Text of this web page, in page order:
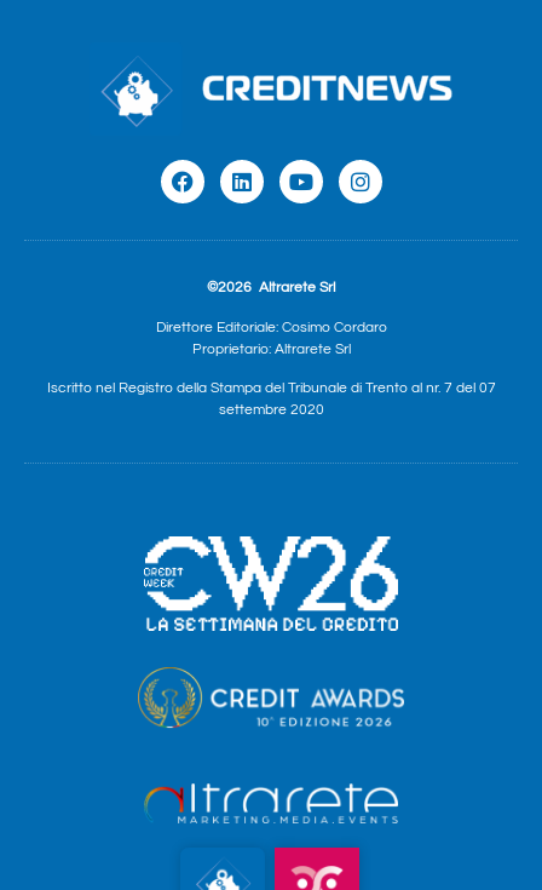
©2026 Altrarete Srl
Direttore Editoriale: Cosimo Cordaro
Proprietario: Altrarete Srl
Iscritto nel Registro della Stampa del Tribunale di Trento al nr. 7 del 07
settembre 2020